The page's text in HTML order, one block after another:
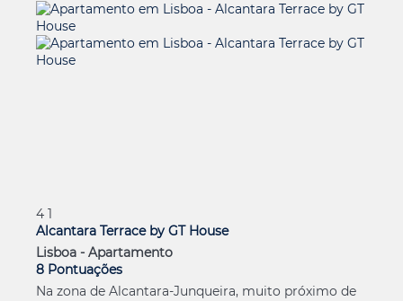
4 1
Alcantara Terrace by GT House
Lisboa - Apartamento
8 Pontuações
Na zona de Alcantara-Junqueira, muito próximo de